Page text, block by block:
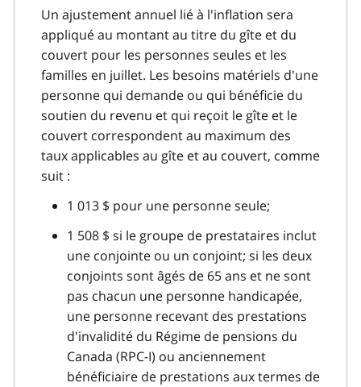
Un ajustement annuel lié à l'inflation sera
appliqué au montant au titre du gîte et du
couvert pour les personnes seules et les
familles en juillet. Les besoins matériels d'une
personne qui demande ou qui bénéficie du
soutien du revenu et qui reçoit le gîte et le
couvert correspondent au maximum des
taux applicables au gîte et au couvert, comme
suit :
1 013 $ pour une personne seule;
1 508 $ si le groupe de prestataires inclut
une conjointe ou un conjoint; si les deux
conjoints sont âgés de 65 ans et ne sont
pas chacun une personne handicapée,
une personne recevant des prestations
d'invalidité du Régime de pensions du
Canada (RPC-I) ou anciennement
bénéficiaire de prestations aux termes de